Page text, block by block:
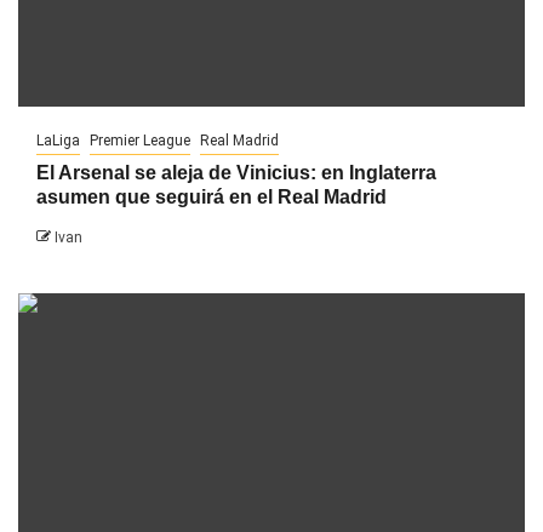
LaLiga Premier League Real Madrid
El Arsenal se aleja de Vinicius: en Inglaterra
asumen que seguirá en el Real Madrid
Ivan